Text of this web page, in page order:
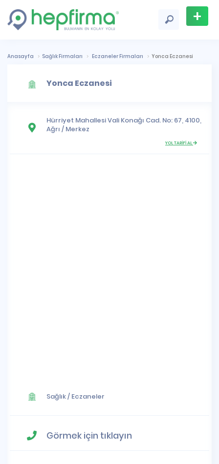
+
Ekle
Anasayfa Sağlık Firmaları Eczaneler Firmaları Yonca Eczanesi
Yonca Eczanesi
Hürriyet MahallesiVali Konağı Cad. No: 67, 4100,
Ağrı / Merkez
YOL TARİFİ AL
Sağlık/ Eczaneler
Görmek için tıklayın